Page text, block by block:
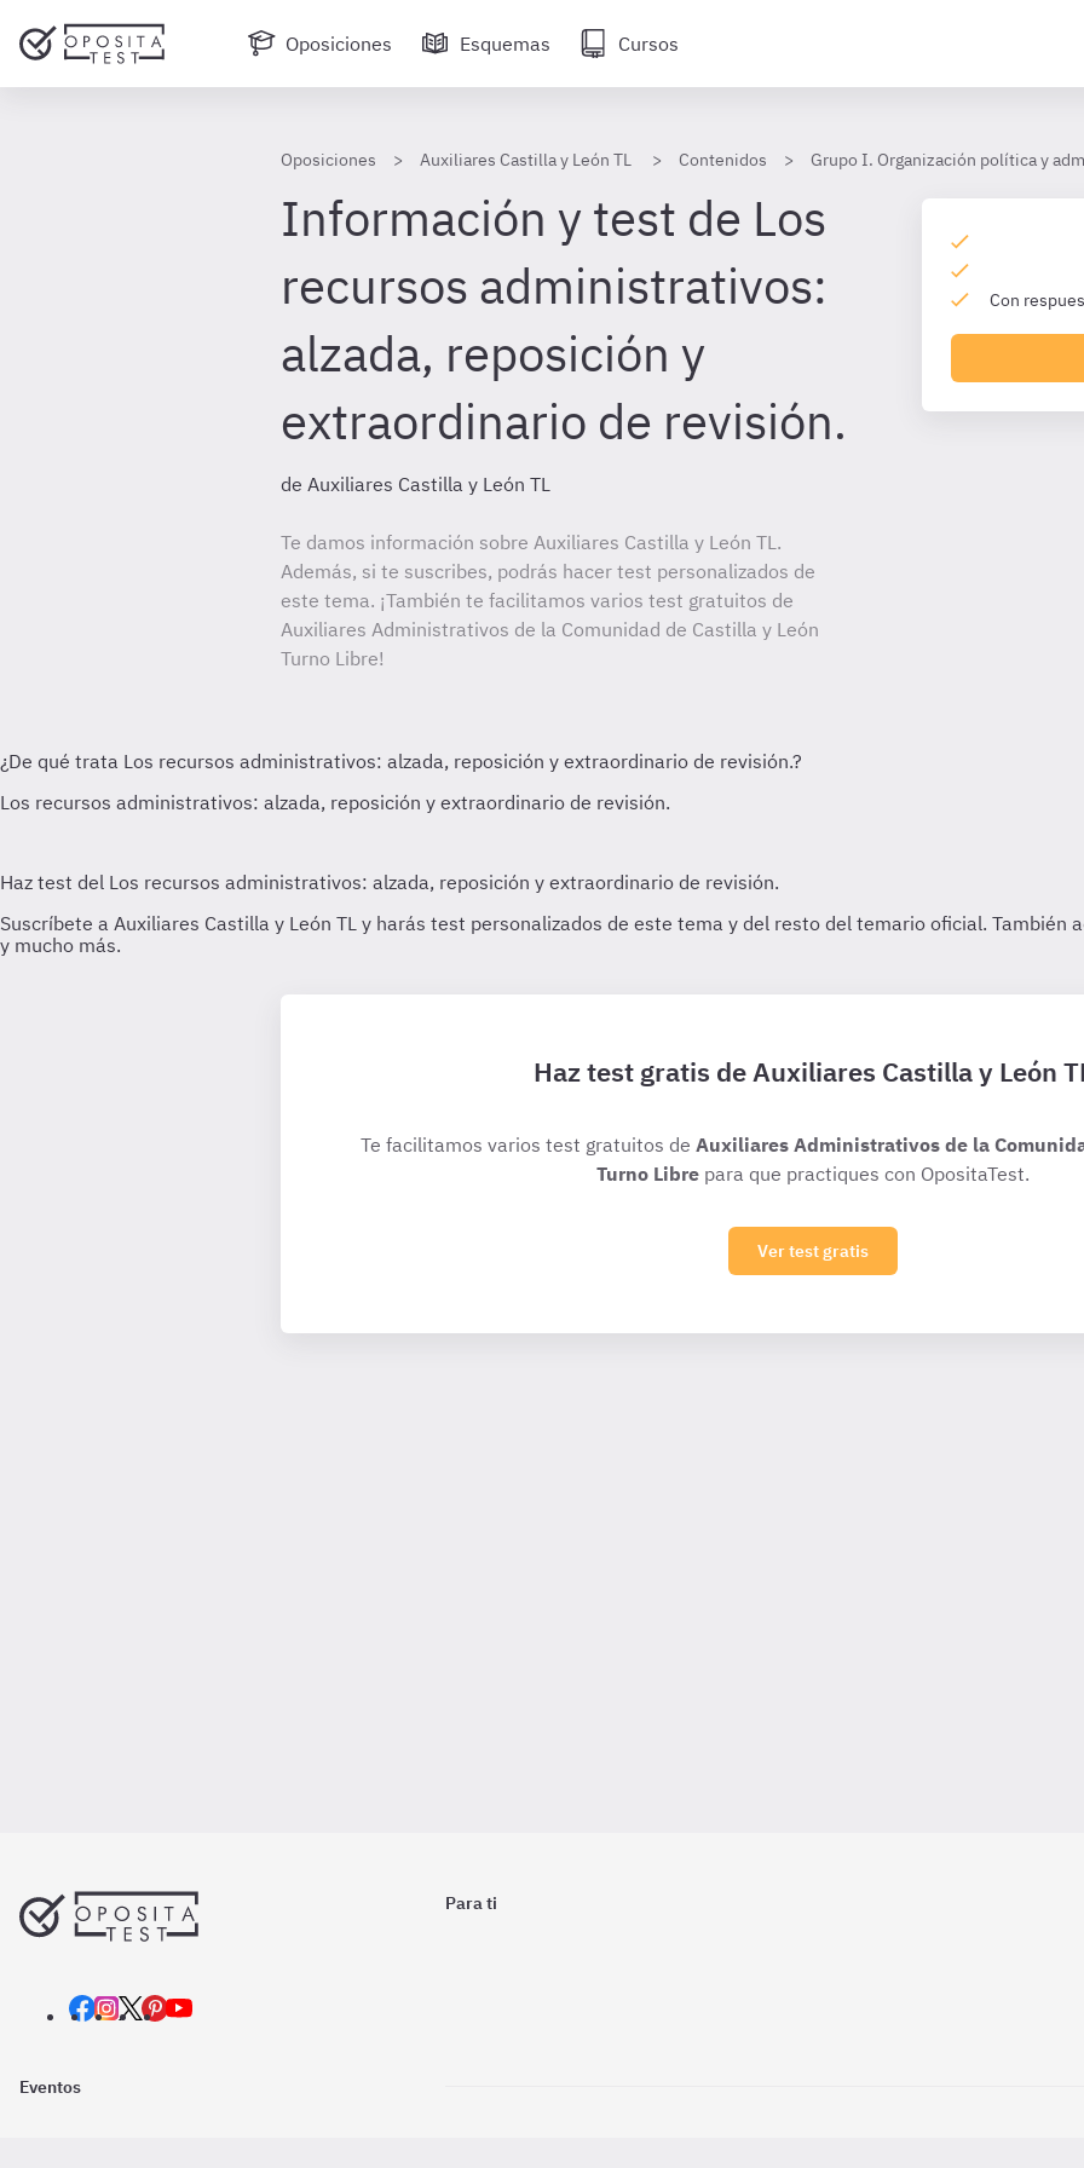
Oposiciones Esquemas Cursos
Oposiciones Auxiliares Castilla y León TL Contenidos Grupo I. Organización política y
Información y test de Los
recursos administrativos:
alzada, reposición y
extraordinario de revisión.
de Auxiliares Castilla y León TL
Te damos información sobre Auxiliares Castilla y León TL.
Además, si te suscribes, podrás hacer test personalizados de
este tema. ¡También te facilitamos varios test gratuitos de
Auxiliares Administrativos de la Comunidad de Castilla y León
Turno Libre!
Con
Haz test gratis de Auxiliares Castilla y León
Te facilitamos varios test gratuitos de Auxiliares Administrativos de la
Turno Libre para que practiques con OpositaTest.
Ver test gratis
Para ti
Eventos